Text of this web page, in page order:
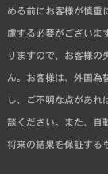
める前にお客様が慎重
慮する必要がございま
りますので、お客様の
ん。お客様は、外国為
し、ご不明な点があれ
談ください。また、自
将来の結果を保証する